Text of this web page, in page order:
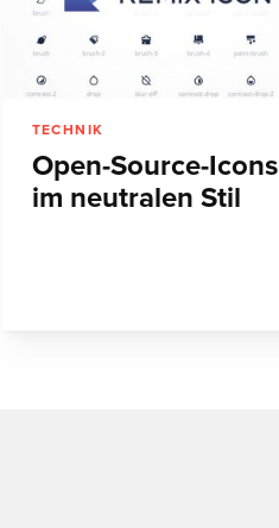
TECHNIK
Open-Source-Icons
im neutralen Stil